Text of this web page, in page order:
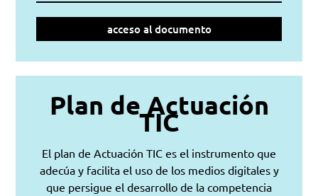
acceso al documento
Plan de Actuación
TIC
El plan de Actuación TIC es el instrumento que
adecúa y facilita el uso de los medios digitales y
que persigue el desarrollo de la competencia